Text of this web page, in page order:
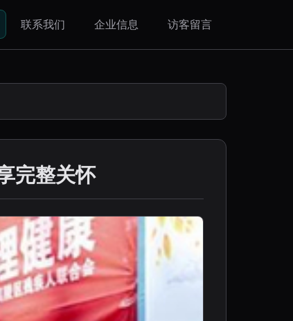
联系我们 企业信息 访客留言
完整关怀